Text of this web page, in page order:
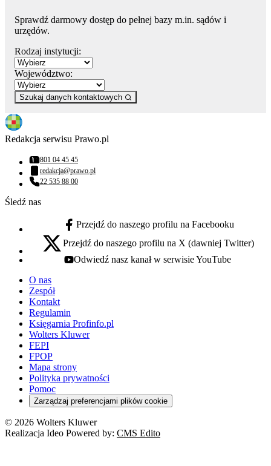
Sprawdź darmowy dostęp do pełnej bazy m.in. sądów i
urzędów.
Rodzaj instytucji:
Województwo:
Szukaj danych kontaktowych
Redakcja serwisu Prawo.pl
Numer telefonu:
801 04 45 45
Adres email:
redakcja@prawo.pl
Numer telefonu:
22 535 88 00
Śledź nas
facebook - otwiera się w nowej karcie
Przejdź do naszego profilu na Facebooku
x - otwiera się w nowej karcie
Przejdź do naszego profilu na X (dawniej Twitter)
youtube - otwiera się w nowej karcie
Odwiedź nasz kanał w serwisie YouTube
O nas
Zespół
Kontakt
Regulamin
Księgarnia Profinfo.pl
Wolters Kluwer
FEPI
FPOP
Mapa strony
Polityka prywatności
Pomoc
Zarządzaj preferencjami plików cookie
© 2026 Wolters Kluwer
Realizacja Ideo Powered by: CMS Edito